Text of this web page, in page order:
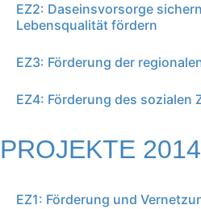
EZ2: Daseinsvorsorge
Lebensqualität fördern
EZ3: Förderung der
EZ4: Förderung des sozialen
PROJEKTE
EZ1: Förderung und